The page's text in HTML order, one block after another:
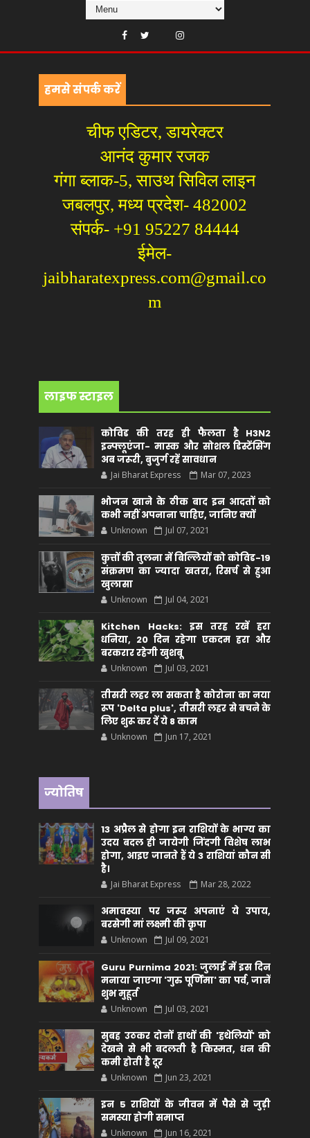
हमसे संपर्क करें
चीफ एडिटर, डायरेक्टर
आनंद कुमार रजक
गंगा ब्लाक-5, साउथ सिविल लाइन
जबलपुर, मध्य प्रदेश- 482002
संपर्क- +91 95227 84444
ईमेल-
jaibharatexpress.com@gmail.co
m
लाइफ स्टाइल
कोविड की तरह ही फैलता है H3N2
इन्फ्लूएंजा- मास्क और सोशल डिस्टेंसिंग
अब जरूरी, बुजुर्ग रहें सावधान
Jai Bharat Express Mar 07, 2023
भोजन खाने के ठीक बाद इन आदतों को
कभी नहीं अपनाना चाहिए, जानिए क्यों
Unknown Jul 07, 2021
कुत्तों की तुलना में बिल्लियों को कोविड-19
संक्रमण का ज्यादा खतरा, रिसर्च से हुआ
खुलासा
Unknown Jul 04, 2021
Kitchen Hacks: इस तरह रखें हरा
धनिया, 20 दिन रहेगा एकदम हरा और
बरकरार रहेगी खुशबू
Unknown Jul 03, 2021
तीसरी लहर ला सकता है कोरोना का नया
रूप 'Delta plus', तीसरी लहर से बचने के
लिए शुरू कर दें ये 8 काम
Unknown Jun 17, 2021
ज्योतिष
13 अप्रैल से होगा इन राशियों के भाग्य का
उदय बदल ही जायेगी जिंदगी विशेष लाभ
होगा, आइए जानते हैं ये 3 राशियां कौन सीं
है।
Jai Bharat Express Mar 28, 2022
अमावस्या पर जरूर अपनाएं ये उपाय,
बरसेगी मां लक्ष्मी की कृपा
Unknown Jul 09, 2021
Guru Purnima 2021: जुलाई में इस दिन
मनाया जाएगा 'गुरु पूर्णिमा' का पर्व, जानें
शुभ मुहूर्त
Unknown Jul 03, 2021
सुबह उठकर दोनों हाथों की 'हथेलियों' को
देखने से भी बदलती है किस्मत, धन की
कमी होती है दूर
Unknown Jun 23, 2021
इन 5 राशियों के जीवन में पैसे से जुड़ी
समस्या होगी समाप्त
Unknown Jun 16, 2021